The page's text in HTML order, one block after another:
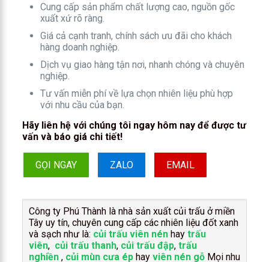
Cung cấp sản phẩm chất lượng cao, nguồn gốc
xuất xứ rõ ràng.
Giá cả cạnh tranh, chính sách ưu đãi cho khách
hàng doanh nghiệp.
Dịch vụ giao hàng tận nơi, nhanh chóng và chuyên
nghiệp.
Tư vấn miễn phí về lựa chọn nhiên liệu phù hợp
với nhu cầu của bạn.
Hãy liên hệ với chúng tôi ngay hôm nay để được tư
vấn và báo giá chi tiết!
GỌI NGAY ZALO EMAIL
Công ty Phú Thành là nhà sản xuất củi trấu ở miền
Tây uy tín, chuyên cung cấp các nhiên liệu đốt xanh
và sạch như là: củi trấu viên nénhay trấu
viên, củi trấu thanh, củi trấu đập, trấu
nghiền, củi mùn cưa éphay viên nén gỗMọi nhu